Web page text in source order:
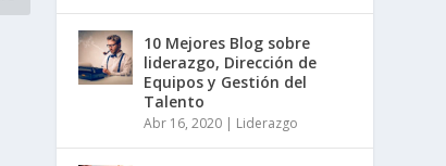
10 Mejores Blog sobre
liderazgo, Dirección de
Equipos y Gestión del
Talento
Abr 16, 2020 | Liderazgo